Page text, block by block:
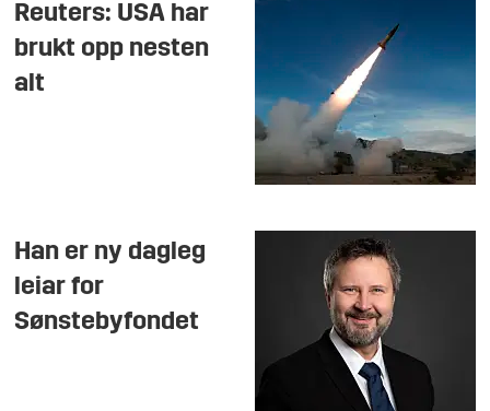
Reuters: USA har
brukt opp nesten
alt
Han er ny dagleg
leiar for
Sønstebyfondet